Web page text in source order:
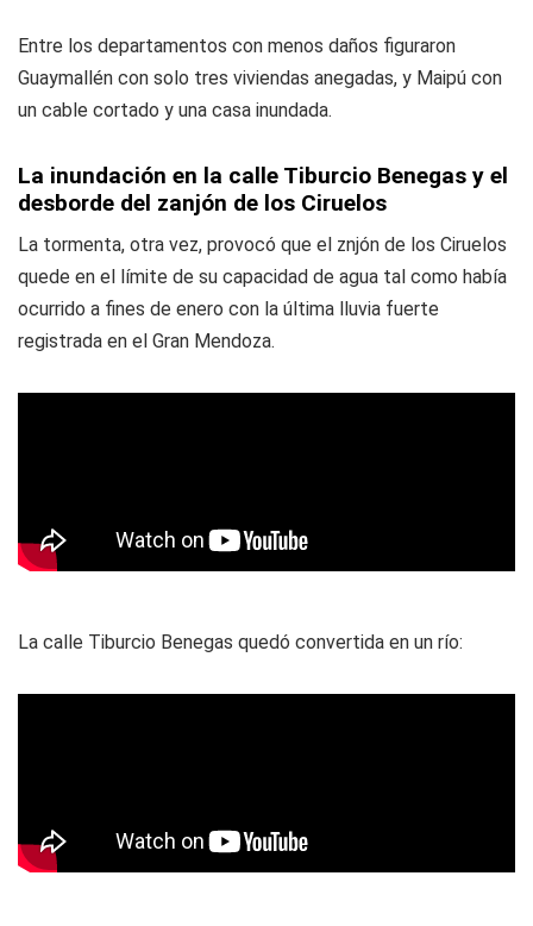
Entre los departamentos con menos daños figuraron
Guaymallén con solo tres viviendas anegadas, y Maipú con
un cable cortado y una casa inundada.
La inundación en la calle Tiburcio Benegas y el
desborde del zanjón de los Ciruelos
La tormenta, otra vez, provocó que el znjón de los Ciruelos
quede en el límite de su capacidad de agua tal como había
ocurrido a fines de enero con la última lluvia fuerte
registrada en el Gran Mendoza.
La calle Tiburcio Benegas quedó convertida en un río: